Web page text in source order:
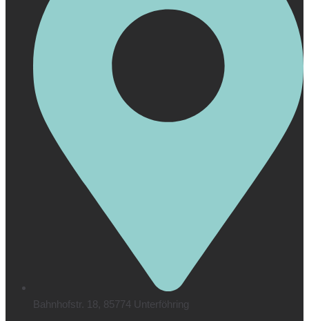
Bahnhofstr. 18, 85774 Unterföhring